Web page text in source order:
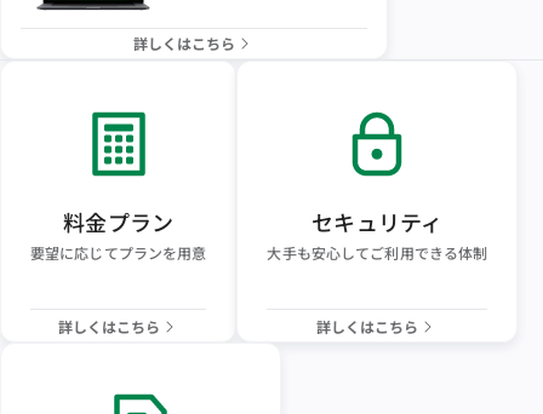
詳しくはこちら
料金プラン
要望に応じてプランを用意
詳しくはこちら
セキュリティ
大手も安心してご利用できる体制
詳しくはこちら